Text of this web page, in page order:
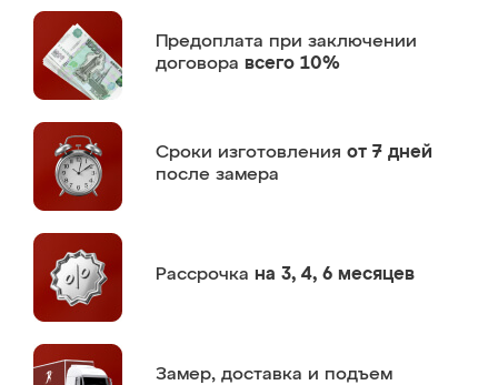
Предоплата при заключении
договора всего 10%
Сроки изготовления от 7 дней
после замера
Рассрочка на 3, 4, 6 месяцев
Замер, доставка и подъем